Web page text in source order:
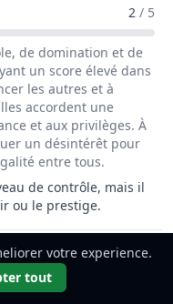
/ Cheffe De2 / 5
de domination et de
un score élevé dans
les autres et à
accordent une
et aux privilèges. À
un désintérêt pour
entre tous.
de contrôle, mais il
ou le prestige.
/ Cheffe De
2 / 5
coutumes, aux
votre experience.
tout